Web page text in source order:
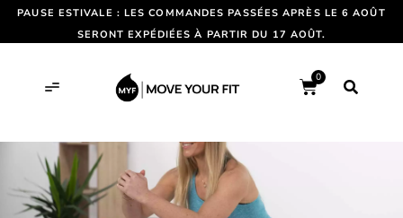
PAUSE ESTIVALE : LES COMMANDES PASSÉES APRÈS LE 6 AOÛT
SERONT EXPÉDIÉES À PARTIR DU 17 AOÛT.
0